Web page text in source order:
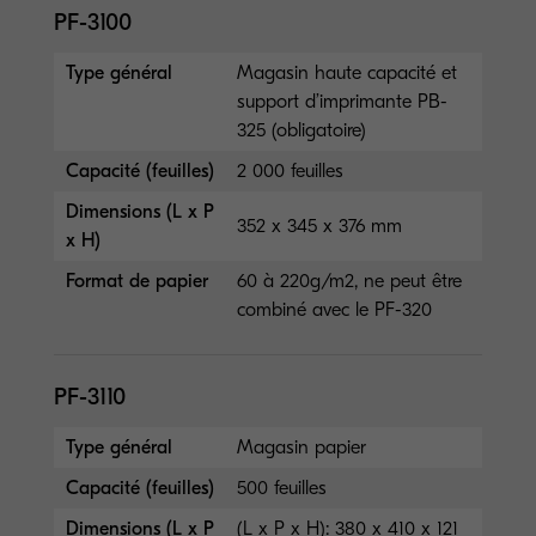
PF-3100
Type général
Magasin haute capacité et
support d’imprimante PB-
325 (obligatoire)
Capacité (feuilles)
2 000 feuilles
Dimensions (L x P
x H)
352 x 345 x 376 mm
Format de papier
60 à 220g/m2, ne peut être
combiné avec le PF-320
PF-3110
Type général
Magasin papier
Capacité (feuilles)
500 feuilles
Dimensions (L x P
(L x P x H): 380 x 410 x 121